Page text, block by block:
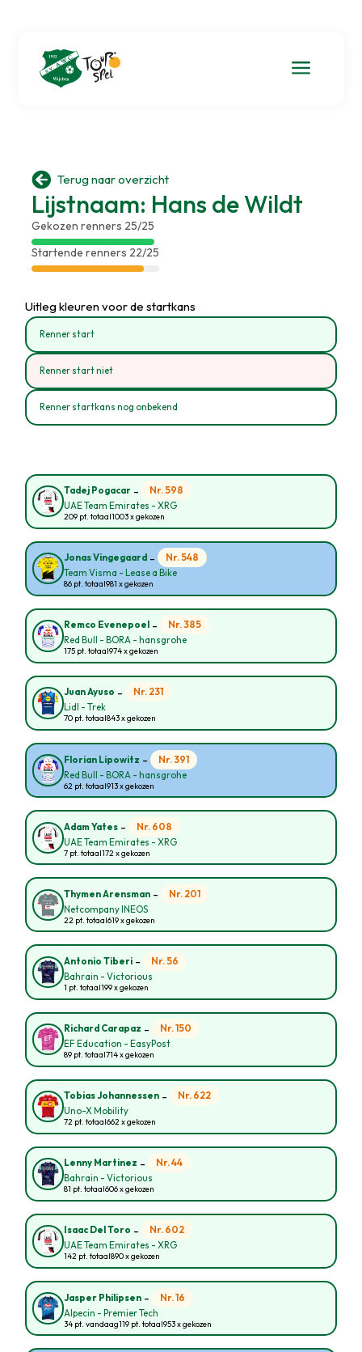
a
 Terug naar overzicht
Lijstnaam: Hans de Wildt
Gekozen renners 25/25
Startende renners 22/25
Uitleg kleuren voor de startkans
Renner start
Renner start niet
Renner startkans nog onbekend
Tadej Pogacar - Nr. 598
UAE Team Emirates - XRG
209 pt. totaal1003 x gekozen
Jonas Vingegaard - Nr. 548
Team Visma - Lease a Bike
86 pt. totaal981 x gekozen
Remco Evenepoel - Nr. 385
Red Bull - BORA - hansgrohe
175 pt. totaal974 x gekozen
Juan Ayuso - Nr. 231
Lidl - Trek
70 pt. totaal843 x gekozen
Florian Lipowitz - Nr. 391
Red Bull - BORA - hansgrohe
62 pt. totaal913 x gekozen
Adam Yates - Nr. 608
UAE Team Emirates - XRG
7 pt. totaal172 x gekozen
Thymen Arensman - Nr. 201
Netcompany INEOS
22 pt. totaal619 x gekozen
Antonio Tiberi - Nr. 56
Bahrain - Victorious
1 pt. totaal199 x gekozen
Richard Carapaz - Nr. 150
EF Education - EasyPost
89 pt. totaal714 x gekozen
Tobias Johannessen - Nr. 622
Uno-X Mobility
72 pt. totaal662 x gekozen
Lenny Martinez - Nr. 44
Bahrain - Victorious
81 pt. totaal606 x gekozen
Isaac Del Toro - Nr. 602
UAE Team Emirates - XRG
142 pt. totaal890 x gekozen
Jasper Philipsen - Nr. 16
Alpecin - Premier Tech
34 pt. vandaag119 pt. totaal953 x gekozen